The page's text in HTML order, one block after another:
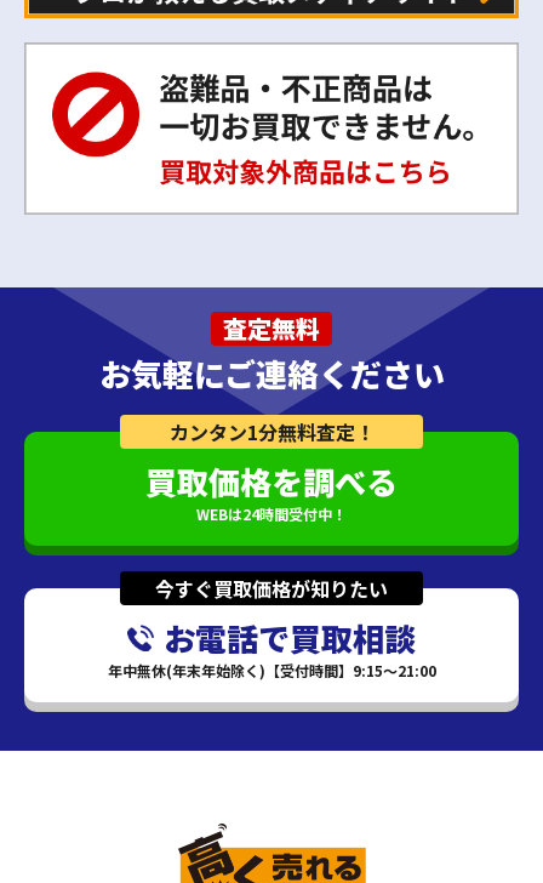
査定無料
お気軽にご連絡ください
カンタン1分無料査定！
買取価格を調べる
WEBは24時間受付中！
今すぐ買取価格が知りたい
お電話で買取相談
年中無休(年末年始除く)【受付時間】9:15～21:00